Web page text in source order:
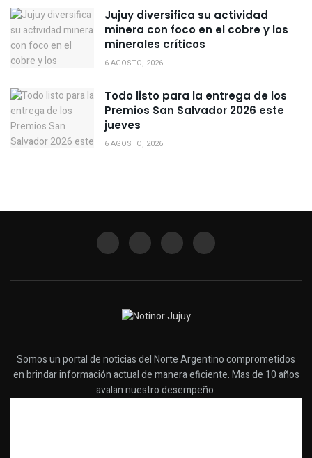
Jujuy diversifica su actividad
minera con foco en el cobre y los
minerales críticos
6 AGOSTO, 2026
Todo listo para la entrega de los
Premios San Salvador 2026 este
jueves
6 AGOSTO, 2026
Somos un portal de noticias del Norte Argentino comprometidos
en brindar información actual de manera eficiente. Mas de 10 años
avalan nuestro desempeño.